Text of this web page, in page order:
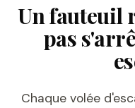
Un fauteuil
pas
Chaque volée